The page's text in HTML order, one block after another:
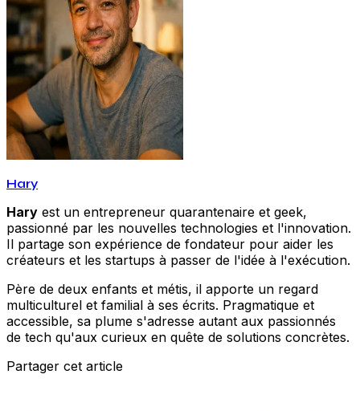
Hary
Hary est un entrepreneur quarantenaire et geek,
passionné par les nouvelles technologies et l'innovation.
Il partage son expérience de fondateur pour aider les
créateurs et les startups à passer de l'idée à l'exécution.
Père de deux enfants et métis, il apporte un regard
multiculturel et familial à ses écrits. Pragmatique et
accessible, sa plume s'adresse autant aux passionnés
de tech qu'aux curieux en quête de solutions concrètes.
Partager cet article